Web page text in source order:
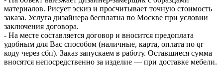
материалов. Рисует эскиз и просчитывает точную стоимость
заказа. Услуга дизайнера бесплатна по Москве при условии
заключения договора.
- На месте составляется договор и вносится предоплата
удобным для Вас способом (наличные, карта, оплата по qr
коду через сбп). Заказ запускаем в работу. Оставшиеся сумма
вносятся непосредственно за изделие — при доставке мебели.